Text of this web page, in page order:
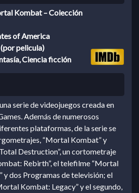
Kombat – Colección
of America
pelicula)
Ciencia ficción
serie de videojuegos creada en
Además de numerosos
plataformas, de la serie se
“Mortal Kombat” y
Destruction”, un cortometraje
Rebirth”, el telefilme “Mortal
y dos Programas de televisión; el
Kombat: Legacy” y el segundo,